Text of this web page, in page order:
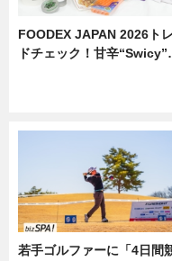
FOODEX JAPAN 2026ト
ドチェック！甘辛
若手ゴルファーに「4日間